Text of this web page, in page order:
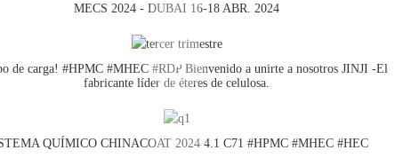
MECS 2024 - DUBAI 16-18 ABR. 2024
de carga! #HPMC #MHEC #RDP Bienvenido a unirte a nosotros JINJI -El
fabricante líder de éteres de celulosa.
QUÍMICO CHINACOAT 2024 4.1 C71 #HPMC #MHEC #HEC